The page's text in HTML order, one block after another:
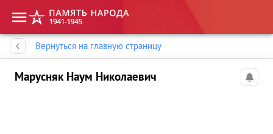
Вернуться на главную страницу
Марусняк Наум Николаевич
Память народа